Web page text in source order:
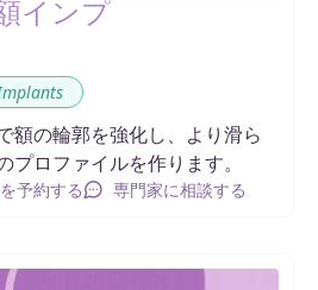
インプ
額の輪郭を強化し、より滑ら
ロファイルを作ります。
予約する 専門家に相談する